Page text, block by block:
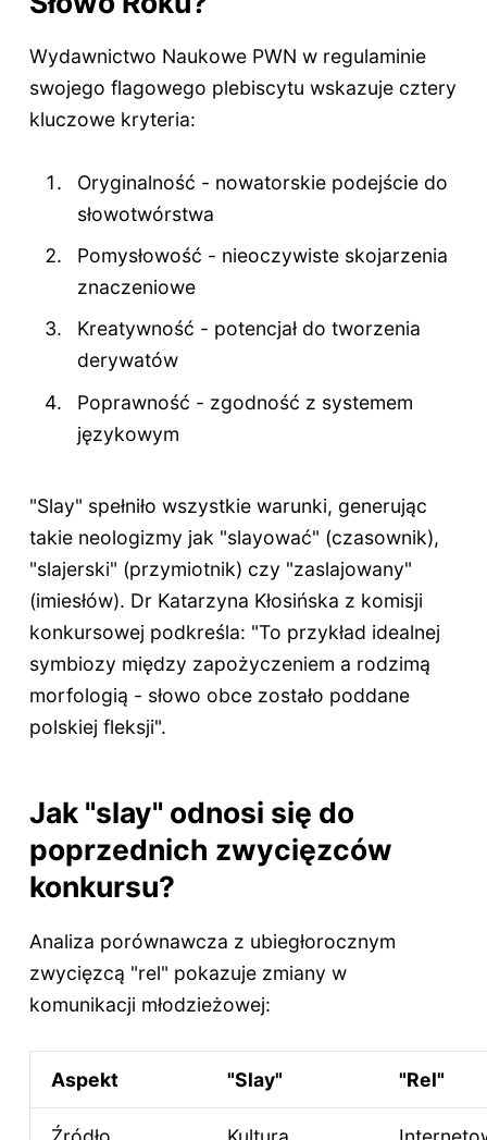
Wydawnictwo Naukowe PWN w regulaminie
swojego flagowego plebiscytu wskazuje cztery
kluczowe kryteria:
Oryginalność - nowatorskie podejście do
słowotwórstwa
Pomysłowość - nieoczywiste skojarzenia
znaczeniowe
Kreatywność - potencjał do tworzenia
derywatów
Poprawność - zgodność z systemem
językowym
"Slay" spełniło wszystkie warunki, generując
takie neologizmy jak "slayować" (czasownik),
"slajerski" (przymiotnik) czy "zaslajowany"
(imiesłów). Dr Katarzyna Kłosińska z komisji
konkursowej podkreśla: "To przykład idealnej
symbiozy między zapożyczeniem a rodzimą
morfologią - słowo obce zostało poddane
polskiej fleksji".
Jak "slay" odnosi się do
poprzednich zwycięzców
konkursu?
Analiza porównawcza z ubiegłorocznym
zwycięzcą "rel" pokazuje zmiany w
komunikacji młodzieżowej:
Aspekt "Slay" "Rel"